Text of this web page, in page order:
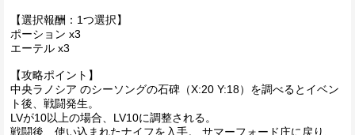
【選択報酬：1つ選択】
ポーション x3
エーテル x3
【攻略ポイント】
中央ラノシア のシーソングの石碑（X:20 Y:18）を調べるとイベン
ト後、戦闘発生。
LVが10以上の場合、LV10に調整される。
戦闘後、使い込まれたナイフを入手。 サマーフォード庄に戻り、